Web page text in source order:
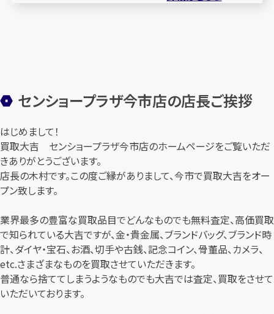
センショープラザ今市店の店長ご挨拶
はじめまして！
買取大吉 センショープラザ今市店のホームページをご覧いただ
きありがとうございます。
店長の木村です。この度ご縁がありまして、今市で買取大吉をオー
プン致します。
業界最多の豊富な買取品目でどんなものでも無料査定、高価買取
で知られている大吉ですが、金・貴金属、ブランドバッグ、ブランド時
計、ダイヤ・宝石、お酒、切手や古銭、記念コイン、骨董品、カメラ、
etc.さまざまなものを買取させていただきます。
普通なら捨ててしまうようなものでも大吉では査定、買取をさせて
いただいております。